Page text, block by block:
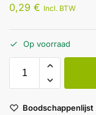
0,29 € Incl. BTW
Op voorraad
Boodschappenlijst